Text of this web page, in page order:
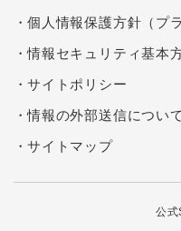
個人情報保護方針（プ
情報セキュリティ基本
サイトポリシー
情報の外部送信につい
サイトマップ
公式